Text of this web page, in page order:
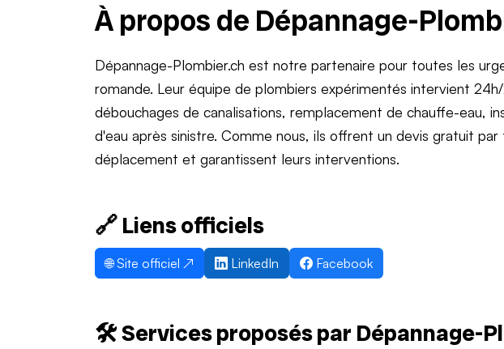
À propos de Dépannage-
Dépannage-Plombier.ch est notre partenaire pour toutes les
romande. Leur équipe de plombiers expérimentés intervient
débouchages de canalisations, remplacement de chauffe-eau,
d'eau après sinistre. Comme nous, ils offrent un devis gratuit
déplacement et garantissent leurs interventions.
🔗 Liens officiels
🌐 Site officiel ↗ LinkedIn Facebook
🛠️ Services proposés par Dépannage-